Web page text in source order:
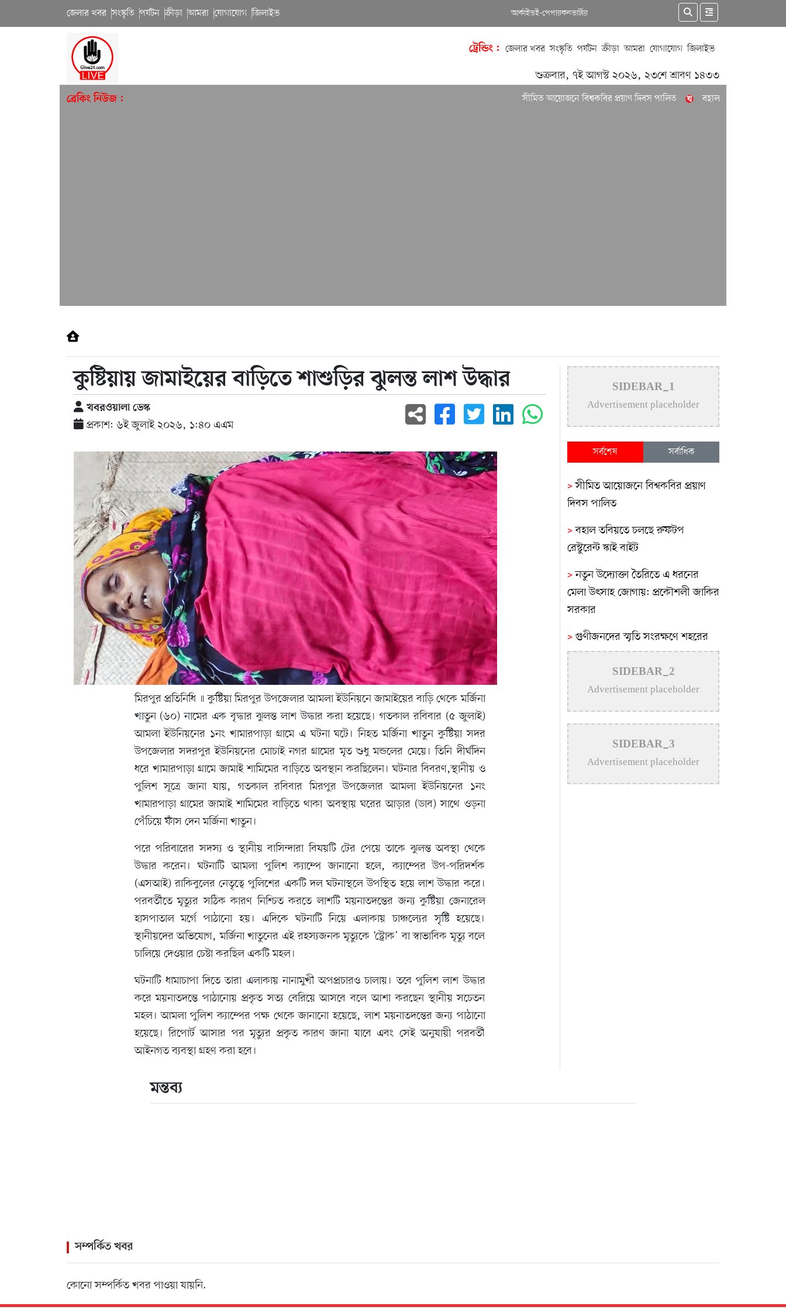
জেলার খবর সংস্কৃতি পর্যটন ক্রীড়া আমরা যোগাযোগ জিলাইভ আর্কাইভই-পেপারকনভার্টার
ট্রেন্ডিং : জেলার খবর সংস্কৃতি পর্যটন ক্রীড়া আমরা যোগাযোগ জিলাইভ
শুক্রবার, ৭ই আগস্ট ২০২৬, ২৩শে শ্রাবণ ১৪৩৩
ব্রেকিং নিউজ : সীমিত আয়োজনে বিশ্বকবির প্রয়াণ দিবস পালিত বহাল তবিয়তে চলছে রুফটপ
কুষ্টিয়ায় জামাইয়ের বাড়িতে শাশুড়ির ঝুলন্ত লাশ উদ্ধার
খবরওয়ালা ডেস্ক
প্রকাশ: ৬ই জুলাই ২০২৬, ১:৪০ এএম
মিরপুর প্রতিনিধি ॥ কুষ্টিয়া মিরপুর উপজেলার আমলা ইউনিয়নে জামাইয়ের বাড়ি থেকে মর্জিনা
খাতুন (৬০) নামের এক বৃদ্ধার ঝুলন্ত লাশ উদ্ধার করা হয়েছে। গতকাল রবিবার (৫ জুলাই)
আমলা ইউনিয়নের ১নং খামারপাড়া গ্রামে এ ঘটনা ঘটে। নিহত মর্জিনা খাতুন কুষ্টিয়া সদর
উপজেলার সদরপুর ইউনিয়নের মোচাই নগর গ্রামের মৃত শুধু মন্ডলের মেয়ে। তিনি দীর্ঘদিন
ধরে খামারপাড়া গ্রামে জামাই শামিমের বাড়িতে অবস্থান করছিলেন। ঘটনার বিবরণ,স্থানীয় ও
পুলিশ সূত্রে জানা যায়, গতকাল রবিবার মিরপুর উপজেলার আমলা ইউনিয়নের ১নং
খামারপাড়া গ্রামের জামাই শামিমের বাড়িতে থাকা অবস্থায় ঘরের আড়ার (ডাব) সাথে ওড়না
পেঁচিয়ে ফাঁস দেন মর্জিনা খাতুন।
পরে পরিবারের সদস্য ও স্থানীয় বাসিন্দারা বিষয়টি টের পেয়ে তাকে ঝুলন্ত অবস্থা থেকে
উদ্ধার করেন। ঘটনাটি আমলা পুলিশ ক্যাম্পে জানানো হলে, ক্যাম্পের উপ-পরিদর্শক
(এসআই) রাকিবুলের নেতৃত্বে পুলিশের একটি দল ঘটনাস্থলে উপস্থিত হয়ে লাশ উদ্ধার করে।
পরবর্তীতে মৃত্যুর সঠিক কারণ নিশ্চিত করতে লাশটি ময়নাতদন্তের জন্য কুষ্টিয়া জেনারেল
হাসপাতাল মর্গে পাঠানো হয়। এদিকে ঘটনাটি নিয়ে এলাকায় চাঞ্চল্যের সৃষ্টি হয়েছে।
স্থানীয়দের অভিযোগ, মর্জিনা খাতুনের এই রহস্যজনক মৃত্যুকে ‘স্ট্রোক’ বা স্বাভাবিক মৃত্যু বলে
চালিয়ে দেওয়ার চেষ্টা করছিল একটি মহল।
ঘটনাটি ধামাচাপা দিতে তারা এলাকায় নানামুখী অপপ্রচারও চালায়। তবে পুলিশ লাশ উদ্ধার
করে ময়নাতদন্তে পাঠানোয় প্রকৃত সত্য বেরিয়ে আসবে বলে আশা করছেন স্থানীয় সচেতন
মহল। আমলা পুলিশ ক্যাম্পের পক্ষ থেকে জানানো হয়েছে, লাশ ময়নাতদন্তের জন্য পাঠানো
হয়েছে। রিপোর্ট আসার পর মৃত্যুর প্রকৃত কারণ জানা যাবে এবং সেই অনুযায়ী পরবর্তী
আইনগত ব্যবস্থা গ্রহণ করা হবে।
SIDEBAR_1
Advertisement placeholder
সর্বশেষ সর্বাধিক
>সীমিত আয়োজনে বিশ্বকবির প্রয়াণ
দিবস পালিত
>বহাল তবিয়তে চলছে রুফটপ
রেস্টুরেন্ট স্কাই বাইট
>নতুন উদ্যোক্তা তৈরিতে এ ধরনের
মেলা উৎসাহ জোগায়: প্রকৌশলী জাকির
সরকার
> গুণীজনদের স্মৃতি সংরক্ষণে শহরের
আইল্যান্ড গার্ডেনের নামকরণে আলোচনা
সভা
>
পাটিকাবাড়ীতে ট্যাপেন্টাডল
ট্যাবলেটসহ দুই ব্যক্তি আটক
>
কুষ্টিয়ায় টাপেন্টাডল ও গাঁজাসহ ৩
মাদক কারবারির সাজা
>কুষ্টিয়ায় শিশু কল্যাণ কমিটির প্রথম
SIDEBAR_2
Advertisement placeholder
SIDEBAR_3
Advertisement placeholder
মন্তব্য
সম্পর্কিত খবর
কোনো সম্পর্কিত খবর পাওয়া যায়নি.